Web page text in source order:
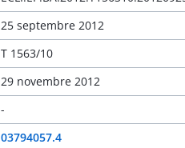
25 septembre 2012
T 1563/10
29 novembre 2012
-
03794057.4